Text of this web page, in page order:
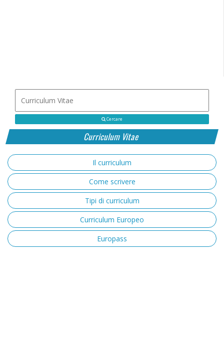
Cercare
Curriculum Vitae
Il curriculum
Come scrivere
Tipi di curriculum
Curriculum Europeo
Europass